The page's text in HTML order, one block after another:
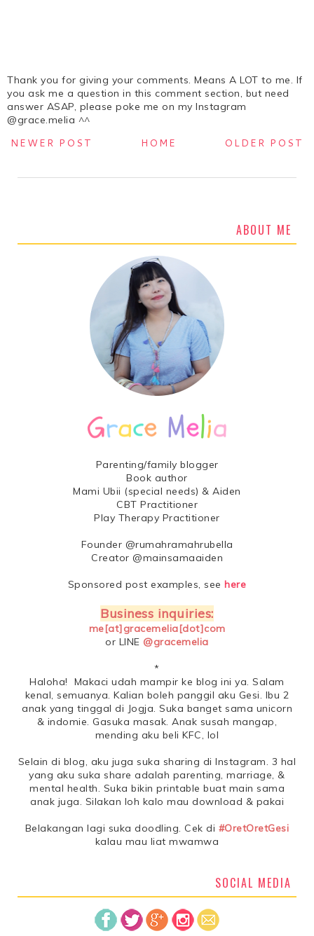
Thank you for giving your comments. Means A LOT to me. If
you ask me a question in this comment section, but need
answer ASAP, please poke me on my Instagram
@grace.melia ^^
NEWER POST OLDER POST
HOME
ABOUT ME
Parenting/family blogger
Book author
Mami Ubii (special needs) & Aiden
CBT Practitioner
Play Therapy Practitioner
Founder @rumahramahrubella
Creator @mainsamaaiden
Sponsored post examples, see here
Business inquiries:
me[at]gracemelia[dot]com
or LINE @gracemelia
*
Haloha! Makaci udah mampir ke blog ini ya. Salam
kenal, semuanya. Kalian boleh panggil aku Gesi. Ibu 2
anak yang tinggal di Jogja. Suka banget sama unicorn
& indomie. Gasuka masak. Anak susah mangap,
mending aku beli KFC, lol
Selain di blog, aku juga suka sharing di Instagram. 3 hal
yang aku suka share adalah parenting, marriage, &
mental health. Suka bikin printable buat main sama
anak juga. Silakan loh kalo mau download & pakai
Belakangan lagi suka doodling. Cek di #OretOretGesi
kalau mau liat mwamwa
SOCIAL MEDIA